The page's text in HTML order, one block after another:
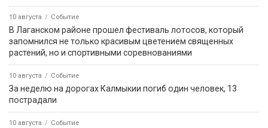
10 августа Событие
В Лаганском районе прошел фестиваль лотосов, который
запомнился не только красивым цветением священных
растений, но и спортивными соревнованиями
10 августа Событие
За неделю на дорогах Калмыкии погиб один человек, 13
пострадали
10 августа Событие